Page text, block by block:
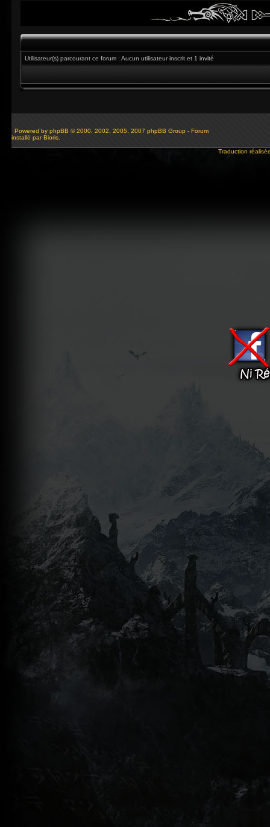
Utilisateur(s) parcourant ce forum : Aucun utilisateur inscrit et 1 invité
Powered by phpBB © 2000, 2002, 2005, 2007 phpBB Group - Forum
installé par Bioris.
Traduction